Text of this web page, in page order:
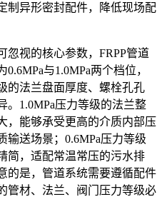
制异形密封配件，降低现场配
忽视的核心参数，FRPP管道
与1.0MPa两个档位，
的法兰盘面厚度、螺栓孔孔
。1.0MPa压力等级的法兰整
，能够承受更高的介质内部压
输送场景；0.6MPa压力等级
简，适配常温常压的污水排
的是，管道系统需要遵循配件
管材、法兰、阀门压力等级必